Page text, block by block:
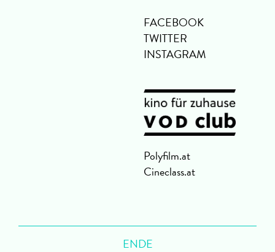
FACEBOOK
TWITTER
INSTAGRAM
Polyfilm.at
Cineclass.at
ENDE